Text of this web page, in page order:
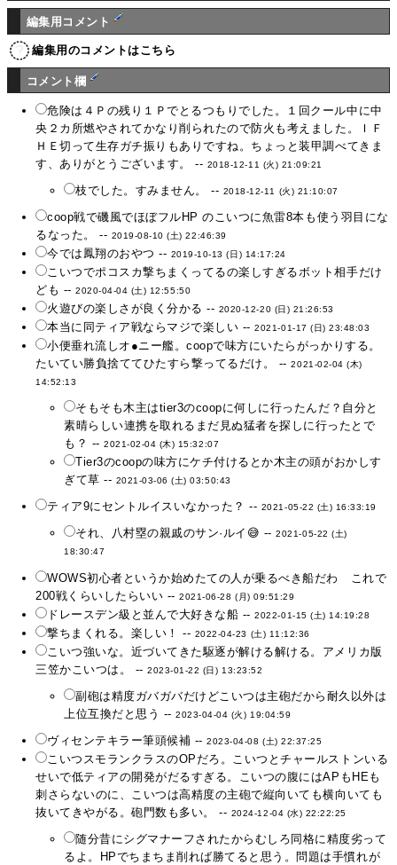
編集用コメント
編集用のコメントはこちら
コメント欄
危険は４Ｐの残り１Ｐでとるつもりでした。１回クール中に中
央２カ所燃やされてかなり削られたので防火も考えました。ＩＦ
ＨＥ切って生存ガチ振りもありですね。ちょっと装甲調べてきま
す、ありがとうございます。 -- 2018-12-11 (火) 21:09:21
枝でした。すみません。 -- 2018-12-11 (火) 21:10:07
coop戦で磯風でほぼフルHP のこいつに魚雷8本も使う羽目にな
るなった。 -- 2019-08-10 (土) 22:46:39
今では鳳翔のおやつ -- 2019-10-13 (日) 14:17:24
こいつでポコスカ撃ちまくってるの楽しすぎるボット相手だけ
ども --2020-04-04 (土) 12:55:50
火遊びの楽しさが良く分かる -- 2020-12-20 (日) 21:26:53
本当に同ティア戦ならマジで楽しい --2021-01-17 (日) 23:48:03
小便垂れ流しオ●ニー艦。coopで味方にいたらがっかりする。
たいてい勝負捨ててひたすら撃ってるだけ。 --2021-02-04 (木)
14:52:13
そもそも木主はtier3のcoopに何しに行ったんだ？自分と
素晴らしい連携を取れるまだ見ぬ猛者を探しに行ったとで
も？ --2021-02-04 (木) 15:32:07
Tier3のcoopの味方にケチ付けるとか木主の頭がおかしす
ぎて草 -- 2021-03-06 (土) 03:50:43
ティア9にセントルイスいなかった？ -- 2021-05-22 (土) 16:33:19
それ、八村塁の親戚のサン·ルイ😅 --2021-05-22 (土)
18:30:47
WOWS初心者というか始めたての人が乗るべき船だわ これで
200戦くらいしたらいい --2021-06-28 (月) 09:51:29
ドレースデン級と並んで大好きな船 --2022-01-15 (土) 14:19:28
撃ちまくれる。楽しい！ -- 2022-04-23 (土) 11:12:36
こいつ強いな。近づいてきた駆逐が解ける解ける。アメリカ版
三笠かこいつは。 --2023-01-22 (日) 13:23:52
副砲は精度ガバガバだけどこいつは主砲だから耐久以外は
上位互換だと思う --2023-04-04 (火) 19:04:59
ヴィセンテキラー筆頭候補 --2023-04-08 (土) 22:37:25
こいつスモランクラスのOPだろ。こいつとチャールストンいる
せいで低ティアの開発がだるすぎる。こいつの腹にはAPもHEも
刺さらないのに、こいつは高精度の主砲で縦向いても横向いても
抜いてきやがる。砲門数も多い。 -- 2024-12-04 (水) 22:22:25
随分昔にシグマナーフされたからむしろ同格に精度劣って
るよ。HPでちまちま削れば勝てると思う。問題は手慣れが